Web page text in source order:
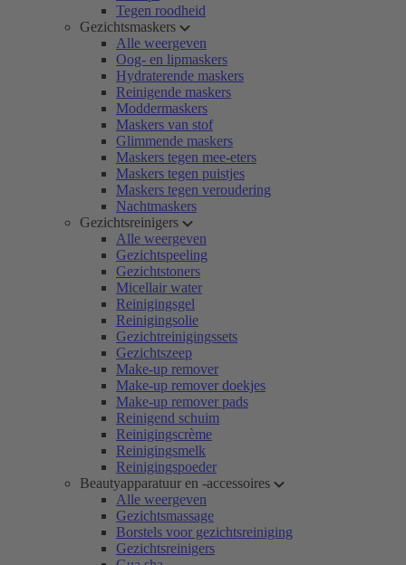
Tegen roodheid
Gezichtsmaskers
Alle weergeven
Oog- en lipmaskers
Hydraterende maskers
Reinigende maskers
Moddermaskers
Maskers van stof
Glimmende maskers
Maskers tegen mee-eters
Maskers tegen puistjes
Maskers tegen veroudering
Nachtmaskers
Gezichtsreinigers
Alle weergeven
Gezichtspeeling
Gezichtstoners
Micellair water
Reinigingsgel
Reinigingsolie
Gezichtreinigingssets
Gezichtszeep
Make-up remover
Make-up remover doekjes
Make-up remover pads
Reinigend schuim
Reinigingscrème
Reinigingsmelk
Reinigingspoeder
Beautyapparatuur en -accessoires
Alle weergeven
Gezichtsmassage
Borstels voor gezichtsreiniging
Gezichtsreinigers